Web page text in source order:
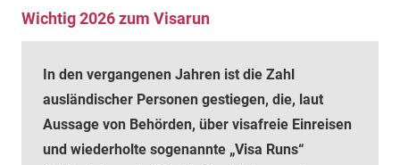
Wichtig 2026 zum Visarun
In den vergangenen Jahren ist die Zahl
ausländischer Personen gestiegen, die, laut
Aussage von Behörden, über visafreie Einreisen
und wiederholte sogenannte „Visa Runs“